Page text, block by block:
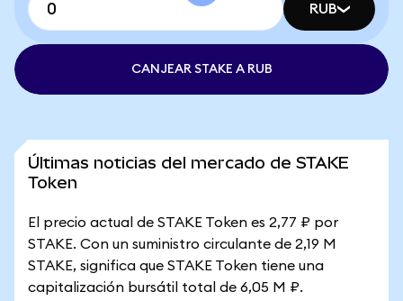
RUB
CANJEAR STAKE A RUB
Últimas noticias del mercado de STAKE
Token
El precio actual de STAKE Token es 2,77 ₽ por
STAKE. Con un suministro circulante de 2,19 M
STAKE, significa que STAKE Token tiene una
capitalización bursátil total de 6,05 M ₽.